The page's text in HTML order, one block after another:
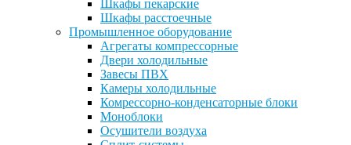
Шкафы пекарские
Шкафы расстоечные
Промышленное оборудование
Агрегаты компрессорные
Двери холодильные
Завесы ПВХ
Камеры холодильные
Комрессорно-конденсаторные блоки
Моноблоки
Осушители воздуха